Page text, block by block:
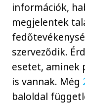
információk,
megjelentek
szerveződik.
esetet, aminek
is vannak. Még
baloldal